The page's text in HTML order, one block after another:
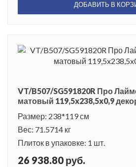
ДОБАВИТЬ В
VT/B507/SG591820R Про
матовый 119,5x238,5x0,9
Размер: 238*119 см
Вес: 71.5714 кг
Плиток в упаковке: 1 шт.
26 938.80 руб.